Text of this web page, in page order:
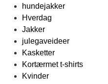
hundejakker
Hverdag
Jakker
julegaveideer
Kasketter
Kortærmet t-shirts
Kvinder